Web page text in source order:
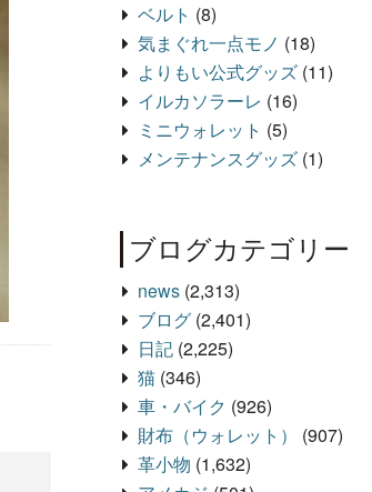
ベルト (8)
気まぐれ一点モノ (18)
よりもい公式グッズ (11)
イルカソラーレ (16)
ミニウォレット (5)
メンテナンスグッズ (1)
ブログカテゴリー
news (2,313)
ブログ (2,401)
日記 (2,225)
猫 (346)
車・バイク (926)
財布（ウォレット）
(907)
革小物 (1,632)